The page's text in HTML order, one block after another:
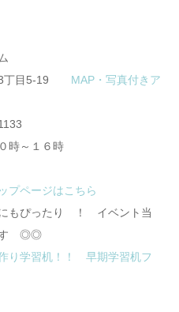
目5-19
MAP・写真付きア
時～１６時
ページはこちら
もぴったり ！ イベント当
す ◎◎
り学習机！！ 早期学習机フ